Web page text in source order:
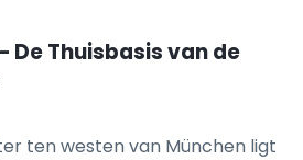
De Thuisbasis van de
ten westen van München ligt